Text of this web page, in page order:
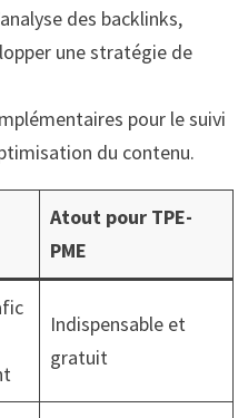
des backlinks,
une stratégie de
pour le suivi
du contenu.
Atout pour TPE-
PME
Indispensable et
gratuit